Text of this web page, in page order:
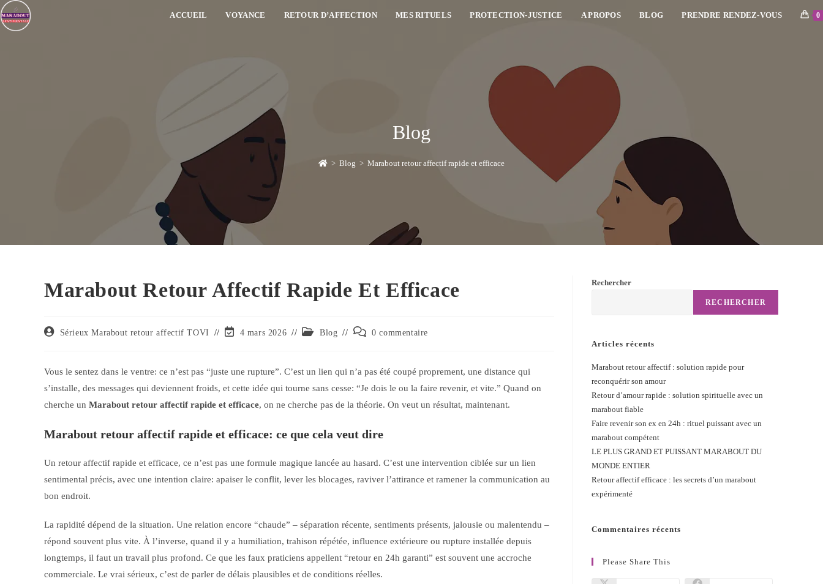
ACCUEIL VOYANCE RETOUR D’AFFECTION MES RITUELS PROTECTION-JUSTICE A PROPOS BLOG PRENDRE RENDEZ-VOUS 0
Blog
> Blog > Marabout retour affectif rapide et efficace
Marabout Retour Affectif Rapide Et Efficace
Sérieux Marabout retour affectif TOVI 4 mars 2026 Blog 0 commentaire
Vous le sentez dans le ventre: ce n’est pas “juste une rupture”. C’est un lien qui n’a pas été coupé proprement, une distance qui
s’installe, des messages qui deviennent froids, et cette idée qui tourne sans cesse: “Je dois le ou la faire revenir, et vite.” Quand on
cherche un Marabout retour affectif rapide et efficace, on ne cherche pas de la théorie. On veut un résultat, maintenant.
Marabout retour affectif rapide et efficace: ce que cela veut dire
Un retour affectif rapide et efficace, ce n’est pas une formule magique lancée au hasard. C’est une intervention ciblée sur un lien
sentimental précis, avec une intention claire: apaiser le conflit, lever les blocages, raviver l’attirance et ramener la communication au
bon endroit.
La rapidité dépend de la situation. Une relation encore “chaude” – séparation récente, sentiments présents, jalousie ou malentendu –
répond souvent plus vite. À l’inverse, quand il y a humiliation, trahison répétée, influence extérieure ou rupture installée depuis
longtemps, il faut un travail plus profond. Ce que les faux praticiens appellent “retour en 24h garanti” est souvent une accroche
commerciale. Le vrai sérieux, c’est de parler de délais plausibles et de conditions réelles.
Rechercher
RECHERCHER
Articles récents
Marabout retour affectif : solution rapide pour
reconquérir son amour
Retour d’amour rapide : solution spirituelle avec un
marabout fiable
Faire revenir son ex en 24h : rituel puissant avec un
marabout compétent
LE PLUS GRAND ET PUISSANT MARABOUT DU
MONDE ENTIER
Retour affectif efficace : les secrets d’un marabout
expérimenté
Commentaires récents
Please Share This